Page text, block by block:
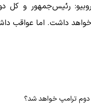
روبیو: رئیس‌جمهور و کل
داشت. اما عواقب
دوم ترامپ خواهد شد؟